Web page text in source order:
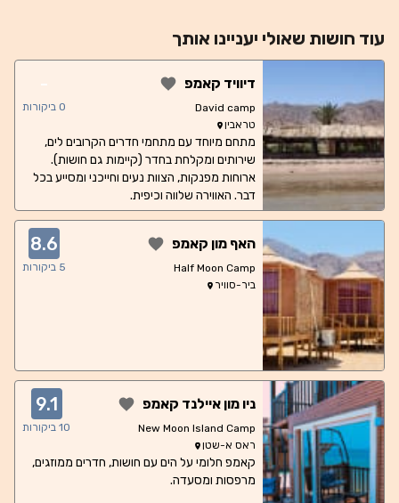
עוד חושות שאולי יעניינו אותך
דיוויד קאמפ
David camp
טראבין
-
0 ביקורות
מתחם מיוחד עם מתחמי חדרים הקרובים לים,
שירותים ומקלחת בחדר (קיימות גם חושות).
ארוחות מפנקות, הצוות נעים וחייכני ומסייע בכל
דבר. האווירה שלווה וכיפית.
האף מון קאמפ
Half Moon Camp
ביר-סוויר
8.6
5 ביקורות
ניו מון איילנד קאמפ
New Moon Island Camp
ראס א-שטן
9.1
10 ביקורות
קאמפ חלומי על הים עם חושות, חדרים ממוזגים,
מרפסות ומסעדה.